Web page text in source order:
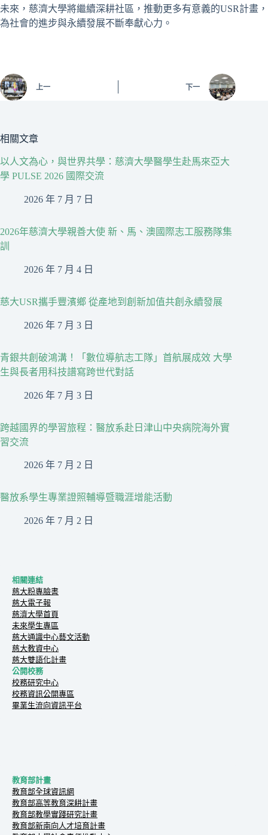
未來，慈濟大學將繼續深耕社區，推動更多有意義的USR計畫，
為社會的進步與永續發展不斷奉獻心力。
上一 下一
相關文章
以人文為心，與世界共學：慈濟大學醫學生赴馬來亞大
學 PULSE 2026 國際交流
2026 年 7 月 7 日
2026年慈濟大學親善大使 新、馬、澳國際志工服務隊集
訓
2026 年 7 月 4 日
慈大USR攜手豐濱鄉 從產地到創新加值共創永續發展
2026 年 7 月 3 日
青銀共創破鴻溝！「數位導航志工隊」首航展成效 大學
生與長者用科技譜寫跨世代對話
2026 年 7 月 3 日
跨越國界的學習旅程：醫放系赴日津山中央病院海外實
習交流
2026 年 7 月 2 日
醫放系學生專業證照輔導暨職涯增能活動
2026 年 7 月 2 日
相關連結
慈大粉專臉書
慈大電子報
慈濟大學首頁
未來學生專區
慈大通識中心藝文活動
慈大教資中心
慈大雙語化計畫
公開校務
校務研究中心
校務資訊公開專區
畢業生流向資訊平台
教育部計畫
教育部全球資訊網
教育部高等教育深耕計畫
教育部教學實踐研究計畫
教育部新南向人才培育計畫